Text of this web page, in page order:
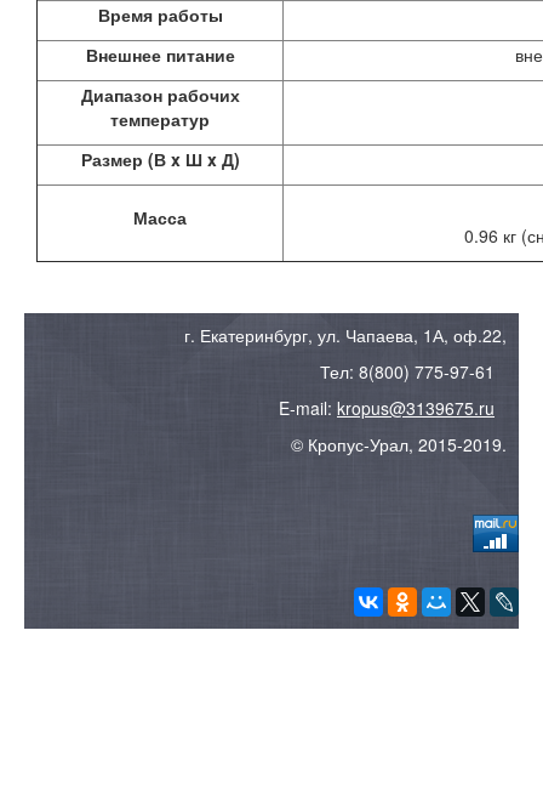
Время работы
Внешнее питание
Диапазон рабочих
температур
Размер (В x Ш x Д)
Масса
0.96 кг
г. Екатеринбург, ул. Чапаева, 1А, оф.22,
Тел: 8(800) 775-97-61
E-mail: kropus@3139675.ru
© Кропус-Урал, 2015-2019.